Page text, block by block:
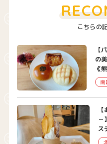
こちらの
【
の
《
南
－
ス